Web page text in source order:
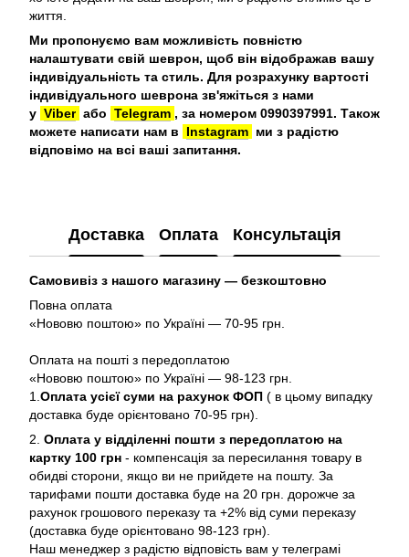
життя.
Ми пропонуємо вам можливість повністю
налаштувати свій шеврон, щоб він відображав вашу
індивідуальність та стиль. Для розрахунку вартості
індивідуального шеврона зв'яжіться з нами
у Viber або Telegram , за номером 0990397991. Також
можете написати нам в
Instagram ми з радістю
відповімо на всі ваші запитання.
Доставка Оплата Консультація
Самовивіз з нашого магазину — безкоштовно
Повна оплата
«Нововю поштою» по Україні — 70-95 грн.
Оплата на пошті з передоплатою
«Нововю поштою» по Україні — 98-123 грн.
1. Оплата усієї суми на рахунок ФОП ( в цьому випадку
доставка буде орієнтовано 70-95 грн).
2. Оплата у відділенні пошти з передоплатою на
картку 100 грн - компенсація за пересилання товару в
обидві сторони, якщо ви не прийдете на пошту. За
тарифами пошти доставка буде на 20 грн. дорожче за
рахунок грошового переказу та +2% від суми переказу
(доставка буде орієнтовано 98-123 грн).
Наш менеджер з радістю відповість вам у телеграмі